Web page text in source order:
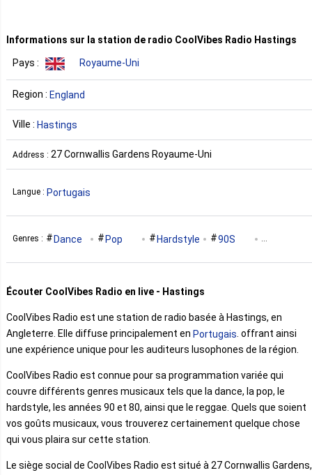
Informations sur la station de radio CoolVibes Radio Hastings
Pays : Royaume-Uni
Region : England
Ville : Hastings
Address : 27 Cornwallis Gardens Royaume-Uni
Langue : Portugais
Genres : Dance Pop Hardstyle 90S
Écouter CoolVibes Radio en live - Hastings
CoolVibes Radio est une station de radio basée à Hastings, en
Angleterre. Elle diffuse principalement en Portugais . offrant ainsi
une expérience unique pour les auditeurs lusophones de la région.
CoolVibes Radio est connue pour sa programmation variée qui
couvre différents genres musicaux tels que la dance, la pop, le
hardstyle, les années 90 et 80, ainsi que le reggae. Quels que soient
vos goûts musicaux, vous trouverez certainement quelque chose
qui vous plaira sur cette station.
Le siège social de CoolVibes Radio est situé à 27 Cornwallis Gardens,